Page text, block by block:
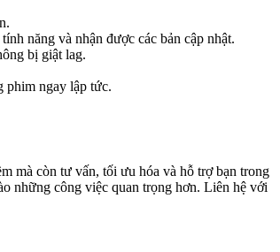
năng và nhận được các bản cập nhật.
bị giật lag.
phim ngay lập tức.
mà còn tư vấn, tối ưu hóa và hỗ trợ bạn trong
những công việc quan trọng hơn. Liên hệ với